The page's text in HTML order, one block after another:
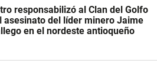
responsabilizó al Clan del Golfo
asesinato del líder minero Jaime
en el nordeste antioqueño